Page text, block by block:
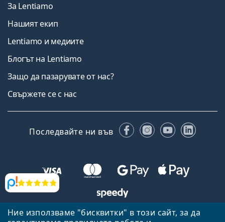
Ние използваме "бисквитки" в този сайт, за да
Прегледи
За Lentiamo
Нашият екип
Lentiamo и медиите
Блогът на Lentiamo
Защо да пазарувате от нас?
Свържете се с нас
Последвайте ни във FacebookInstagram
YouTube
Назад към началната страница Нагоре